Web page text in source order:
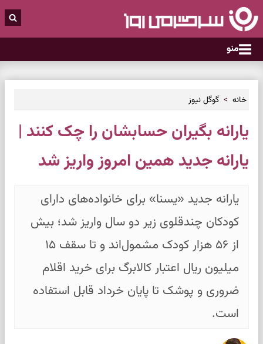
منو
خانه گوگل نیوز
یارانه بگیران حسابشان را چک کنند |
یارانه جدید همین امروز واریز شد
یارانه جدید «یسنا» برای خانواده‌های دارای
کودکان چندقلوی زیر دو سال واریز شد؛ بیش
از ۵۶ هزار کودک مشمول‌اند و تا سقف ۱۵
میلیون ریال اعتبار کالابرگ برای خرید اقلام
ضروری و پوشک تا پایان خرداد قابل استفاده
است.